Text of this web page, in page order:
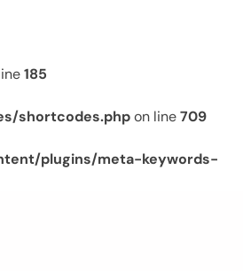
185
shortcodes.phpon line709
plugins/meta-keywords-